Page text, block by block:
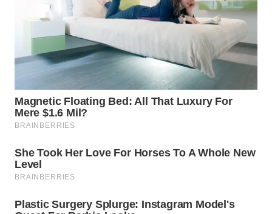
NATUNA
WN
BINTAN
WN
MANDALIKA
LIKUPANG
LABUANBAJO